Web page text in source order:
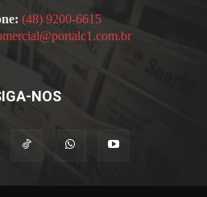
(48) 9200-6615
NOS